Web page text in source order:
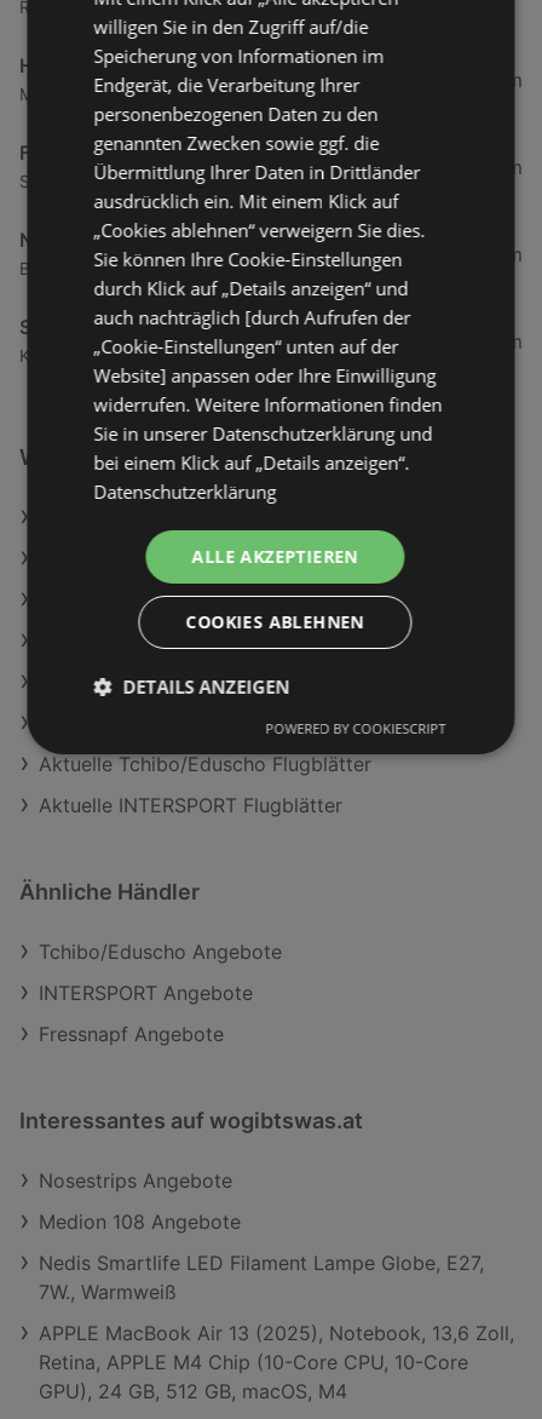
Rheinstraße 4, 6971 Hard
Hervis
Messestraße 2, 6850 Dornbirn
10,69 km
Fressnapf
Schwefel 100, 6850 Dornbirn
11,41 km
Northland Store
Bahnhofstraße 14, 6900 Bregenz
11,74 km
Sport 2000
Kaspar-Hagen-Straße 2, 6900 Bregenz
11,82 km
Weiterführende Links
Textipflegebürste
Tchibo/Eduscho Angebote
INTERSPORT Angebote
Aktuelle LEGO Flugblätter
Aktuelle Fressnapf Flugblätter
Aktuelle Tchibo/Eduscho Flugblätter
Aktuelle INTERSPORT Flugblätter
Ähnliche Händler
Tchibo/Eduscho Angebote
INTERSPORT Angebote
Fressnapf Angebote
Interessantes auf wogibtswas.at
Nosestrips Angebote
Medion 108 Angebote
Nedis Smartlife LED Filament Lampe Globe, E27,
7W., Warmweiß
APPLE MacBook Air 13 (2025), Notebook, 13,6 Zoll,
Retina, APPLE M4 Chip (10-Core CPU, 10-Core
GPU), 24 GB, 512 GB, macOS, M4
willigen Sie in den Zugriff auf/die
Speicherung von Informationen im
Endgerät, die Verarbeitung Ihrer
personenbezogenen Daten zu den
genannten Zwecken sowie ggf. die
Übermittlung Ihrer Daten in Drittländer
ausdrücklich ein. Mit einem Klick auf
„Cookies ablehnen“ verweigern Sie dies.
Sie können Ihre Cookie-Einstellungen
durch Klick auf „Details anzeigen“ und
auch nachträglich [durch Aufrufen der
„Cookie-Einstellungen“ unten auf der
Website] anpassen oder Ihre Einwilligung
widerrufen. Weitere Informationen finden
Sie in unserer Datenschutzerklärung und
bei einem Klick auf „Details anzeigen“.
Datenschutzerklärung
ALLE AKZEPTIEREN
COOKIES ABLEHNEN
DETAILS ANZEIGEN
POWERED BY COOKIESCRIPT